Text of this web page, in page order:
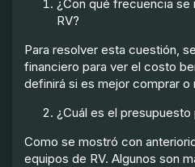
¿Con qué frecuencia se
RV?
Para resolver esta cuestión,
financiero para ver el costo
definirá si es mejor comprar o
¿Cuál es el presupuesto
Como se mostró con
equipos de RV. Algunos son